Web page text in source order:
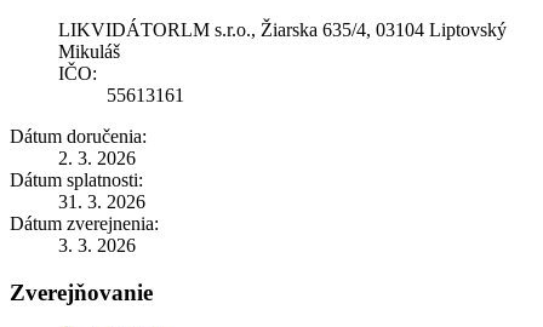
LIKVIDÁTORLM s.r.o., Žiarska 635/4, 03104 Liptovský
Mikuláš
IČO:
55613161
Dátum doručenia:
2. 3. 2026
Dátum splatnosti:
31. 3. 2026
Dátum zverejnenia:
3. 3. 2026
Zverejňovanie